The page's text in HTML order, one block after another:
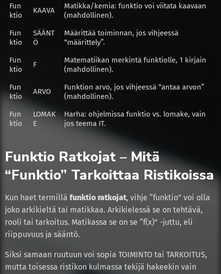
Fun
ktio
KAAVA
Matikka/kemia: funktio voi viitata kaavaan
(mahdollinen).
Fun
ktio
SÄÄNT
Ö
Määrittää toiminnan, jos vihjeessä
“määrittely”.
Fun
ktio
F
Matematiikan merkintä funktiolle, 1 kirjain
(mahdollinen).
Fun
ktio
ARVO
Funktion arvo, jos vihjeessä “antaa arvon”
(mahdollinen).
Fun
ktio
LOMAK
E
Harha: ohjelmissa funktio vs. lomake, vain
jos teema IT.
Funktio Ratkojat – Mitä
“Funktio” Tarkoittaa Ristikoissa
Kun haet termillä funktio ratkojat, vihje “funktio” voi olla
joko arkikieltä tai matikkaa. Arkikielessä se on tehtävä,
rooli tai tarkoitus. Matikassa se on se “f(x)” -juttu, eli
riippuvuus ja sääntö.
Siksi samaan ruutuun voi sopia TOIMINTO tai TARKOITUS,
mutta toisessa ristikon kulmassa tekijä hakeekin vain